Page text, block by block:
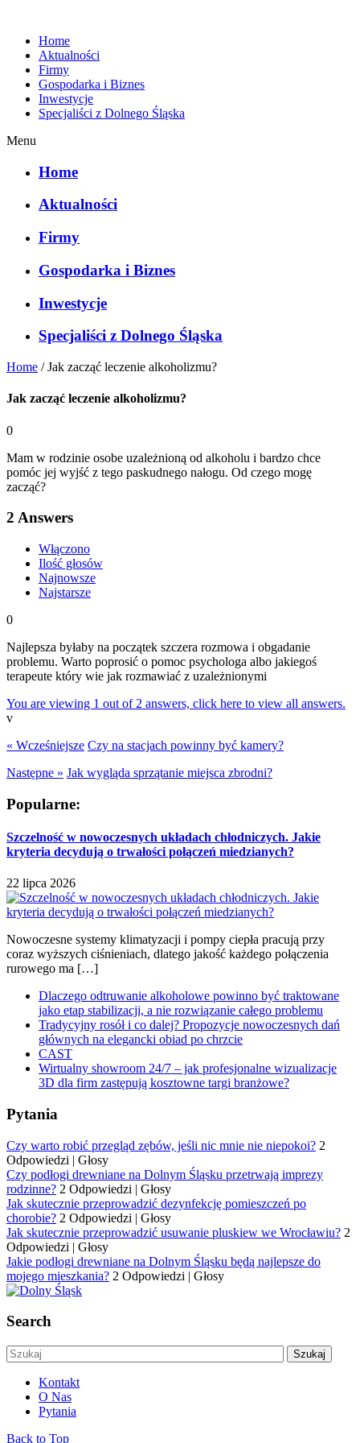
Home
Aktualności
Firmy
Gospodarka i Biznes
Inwestycje
Specjaliści z Dolnego Śląska
Menu
Home
Aktualności
Firmy
Gospodarka i Biznes
Inwestycje
Specjaliści z Dolnego Śląska
Home /Jak zacząć leczenie alkoholizmu?
Jak zacząć leczenie alkoholizmu?
0
Mam w rodzinie osobe uzależnioną od alkoholu i bardzo chce
pomóc jej wyjść z tego paskudnego nałogu. Od czego mogę
zacząć?
2 Answers
Włączono
Ilość głosów
Najnowsze
Najstarsze
0
Najlepsza byłaby na początek szczera rozmowa i obgadanie
problemu. Warto poprosić o pomoc psychologa albo jakiegoś
terapeute który wie jak rozmawiać z uzależnionymi
You are viewing 1 out of 2 answers, click here to view all answers.
v
« Wcześniejsze Czy na stacjach powinny być kamery?
Następne » Jak wygląda sprzątanie miejsca zbrodni?
Popularne:
Szczelność w nowoczesnych układach chłodniczych. Jakie
kryteria decydują o trwałości połączeń miedzianych?
22 lipca 2026
Nowoczesne systemy klimatyzacji i pompy ciepła pracują przy
coraz wyższych ciśnieniach, dlatego jakość każdego połączenia
rurowego ma […]
Dlaczego odtruwanie alkoholowe powinno być traktowane
jako etap stabilizacji, a nie rozwiązanie całego problemu
Tradycyjny rosół i co dalej? Propozycje nowoczesnych dań
głównych na elegancki obiad po chrzcie
CAST
Wirtualny showroom 24/7 – jak profesjonalne wizualizacje
3D dla firm zastępują kosztowne targi branżowe?
Pytania
Czy warto robić przegląd zębów, jeśli nic mnie nie niepokoi? 2
Odpowiedzi | Głosy
Czy podłogi drewniane na Dolnym Śląsku przetrwają imprezy
rodzinne? 2 Odpowiedzi | Głosy
Jak skutecznie przeprowadzić dezynfekcję pomieszczeń po
chorobie? 2 Odpowiedzi | Głosy
Jak skutecznie przeprowadzić usuwanie pluskiew we Wrocławiu? 2
Odpowiedzi | Głosy
Jakie podłogi drewniane na Dolnym Śląsku będą najlepsze do
mojego mieszkania? 2 Odpowiedzi | Głosy
Search
Kontakt
O Nas
Pytania
Back to Top